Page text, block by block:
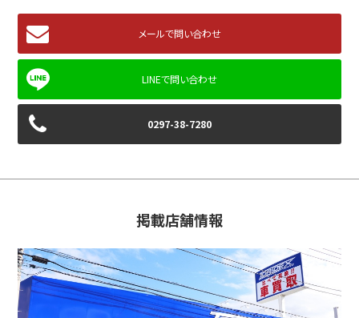
メールで問い合わせ
0297-38-7280
掲載店舗情報